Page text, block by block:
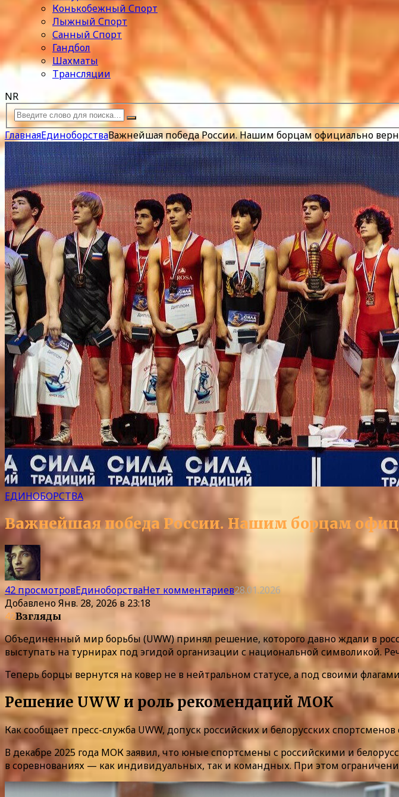
Конькобежный Спорт
Лыжный Спорт
Санный Спорт
Гандбол
Шахматы
Трансляции
NR
ГлавнаяЕдиноборстваВажнейшая победа России. Нашим борцам официально
ЕДИНОБОРСТВА
Важнейшая победа России. Нашим борцам
42 просмотровЕдиноборстваНет комментариев28.01.2026
ДобавленоЯнв. 28, 2026 в 23:18
42Взгляды
Объединенный мир борьбы (UWW) принял решение, которого давно ждали в
выступать на турнирах под эгидой организации с национальной символикой.
Теперь борцы вернутся на ковер не в нейтральном статусе, а под своими
Решение UWW и роль рекомендаций МОК
Как сообщает пресс-служба UWW, допуск российских и белорусских
В декабре 2025 года МОК заявил, что юные спортсмены с российскими и
в соревнованиях — как индивидуальных, так и командных. При этом